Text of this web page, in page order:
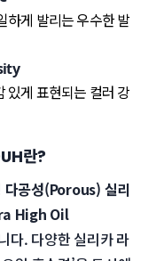
게 발리는 우수한 발
게 표현되는 컬러 강
란?
다공성(Porous) 실리
High Oil
다. 다양한 실리카 라